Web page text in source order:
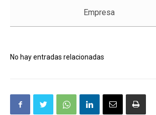
Empresa
No hay entradas relacionadas